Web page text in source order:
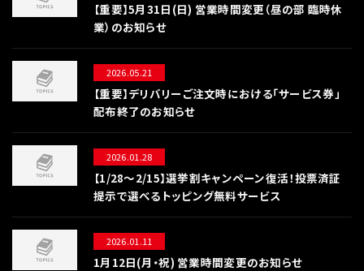
【重要】5月31日(日) 営業時間変更（昼の部 臨時休
業）のお知らせ
2026.05.21
【重要】デリバリーご注文時における「サービス券」
配布終了のお知らせ
2026.01.28
【1/28〜2/15】選挙割キャンペーン復活！投票済証
提示で選べるトッピング無料サービス
2026.01.11
1月12日(月・祝) 営業時間変更のお知らせ